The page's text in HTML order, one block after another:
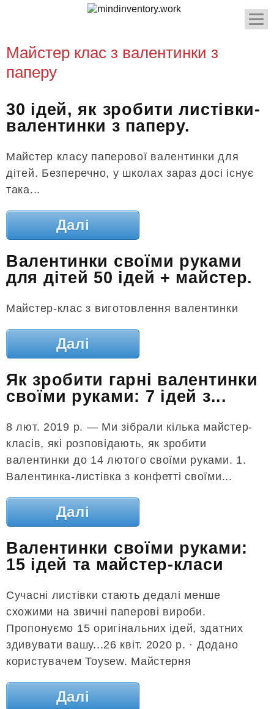
Майстер клас з валентинки з
паперу
30 ідей, як зробити листівки-
валентинки з паперу.
Майстер класу паперової валентинки для
дітей. Безперечно, у школах зараз досі існує
така...
Далі
Валентинки своїми руками
для дітей 50 ідей + майстер.
Майстер-клас з виготовлення валентинки
Далі
Як зробити гарні валентинки
своїми руками: 7 ідей з...
8 лют. 2019 р. — Ми зібрали кілька майстер-
класів, які розповідають, як зробити
валентинки до 14 лютого своїми руками. 1.
Валентинка-листівка з конфетті своїми...
Далі
Валентинки своїми руками:
15 ідей та майстер-класи
Сучасні листівки стають дедалі менше
схожими на звичні паперові вироби.
Пропонуємо 15 оригінальних ідей, здатних
здивувати вашу...26 квіт. 2020 р. · Додано
користувачем Toysew. Майстерня
Далі